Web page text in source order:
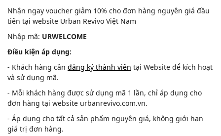
Nhận ngay voucher giảm 10% cho đơn hàng nguyên giá đầu
tiên tại website Urban Revivo Việt Nam
Nhập mã: URWELCOME
Điều kiện áp dụng:
- Khách hàng cần đăng ký thành viên tại Website để kích hoạt
và sử dụng mã.
- Mỗi khách hàng được sử dụng mã 1 lần, chỉ áp dụng cho
đơn hàng tại website urbanrevivo.com.vn.
- Áp dụng cho tất cả sản phẩm nguyên giá, không giới hạn
giá trị đơn hàng.